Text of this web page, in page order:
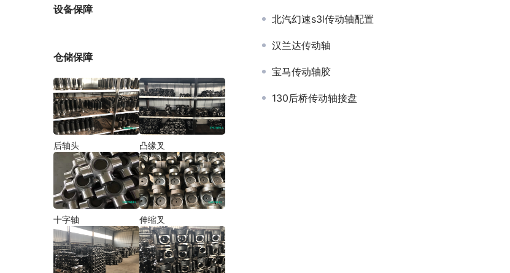
北汽幻速s3l传动轴配置
汉兰达传动轴
宝马传动轴胶
130后桥传动轴接盘
设备保障
仓储保障
后轴头 凸缘叉
十字轴 伸缩叉